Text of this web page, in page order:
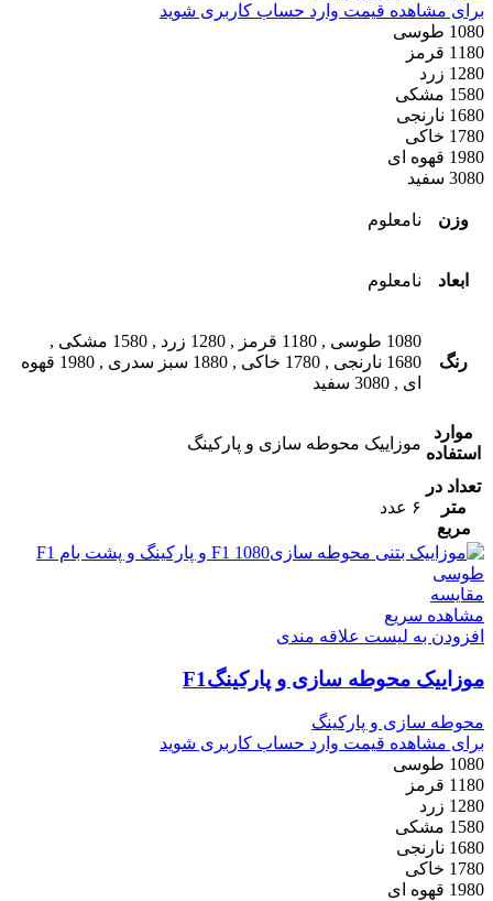
برای مشاهده قیمت وارد حساب کاربری شوید
1080 طوسی
1180 قرمز
1280 زرد
1580 مشکی
1680 نارنجی
1780 خاکی
1980 قهوه ای
3080 سفید
وزن نامعلوم
ابعاد نامعلوم
رنگ
1080 طوسی , 1180 قرمز , 1280 زرد , 1580 مشکی
,
1680 نارنجی
, 1780 خاکی , 1880 سبز سدری ,
1980 قهوه
ای , 3080 سفید
موارد
استفاده
موزاییک محوطه سازی و پارکینگ
تعداد در
متر
مربع
۶ عدد
مقایسه
مشاهده سریع
افزودن به لیست علاقه مندی
موزاییک محوطه سازی و پارکینگF1
محوطه سازی و پارکینگ
برای مشاهده قیمت وارد حساب کاربری شوید
1080 طوسی
1180 قرمز
1280 زرد
1580 مشکی
1680 نارنجی
1780 خاکی
1980 قهوه ای